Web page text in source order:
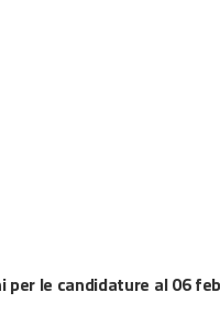
le candidature al 06